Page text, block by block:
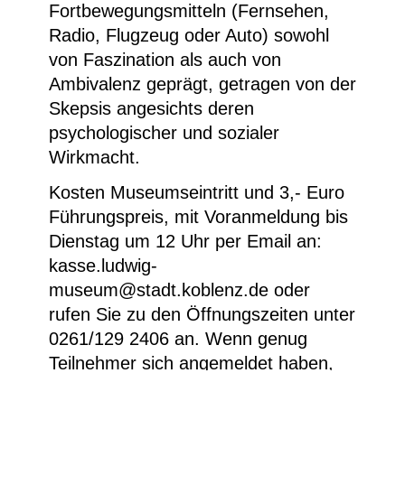
Fortbewegungsmitteln (Fernsehen,
Radio, Flugzeug oder Auto) sowohl
von Faszination als auch von
Ambivalenz geprägt, getragen von der
Skepsis angesichts deren
psychologischer und sozialer
Wirkmacht.
Kosten Museumseintritt und 3,- Euro
Führungspreis, mit Voranmeldung bis
Dienstag um 12 Uhr per Email an:
kasse.ludwig-
museum@stadt.koblenz.de oder
rufen Sie zu den Öffnungszeiten unter
0261/129 2406 an. Wenn genug
Teilnehmer sich angemeldet haben,